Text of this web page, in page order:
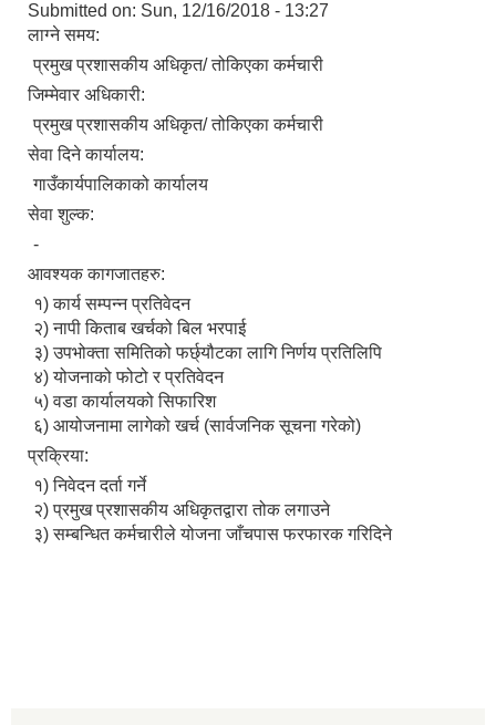
Submitted on: Sun, 12/16/2018 - 13:27
लाग्ने समय:
प्रमुख प्रशासकीय अधिकृत/ तोकिएका कर्मचारी
जिम्मेवार अधिकारी:
प्रमुख प्रशासकीय अधिकृत/ तोकिएका कर्मचारी
सेवा दिने कार्यालय:
गाउँकार्यपालिकाको कार्यालय
सेवा शुल्क:
-
आवश्यक कागजातहरु:
१) कार्य सम्पन्न प्रतिवेदन
२) नापी किताब खर्चको बिल भरपाई
३) उपभोक्ता समितिको फर्छ्यौटका लागि निर्णय प्रतिलिपि
४) योजनाको फोटो र प्रतिवेदन
५) वडा कार्यालयको सिफारिश
६) आयोजनामा लागेको खर्च (सार्वजनिक सूचना गरेको)
प्रक्रिया:
१) निवेदन दर्ता गर्ने
२) प्रमुख प्रशासकीय अधिकृतद्वारा तोक लगाउने
३) सम्बन्धित कर्मचारीले योजना जाँचपास फरफारक गरिदिने